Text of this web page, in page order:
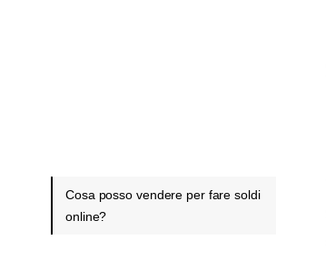
Cosa posso vendere per fare soldi
online?